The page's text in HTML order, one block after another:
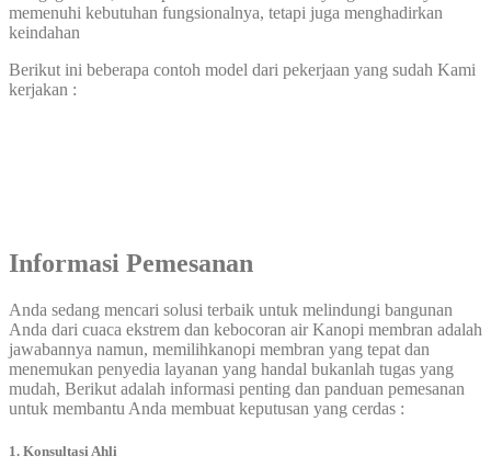
memenuhi kebutuhan fungsionalnya, tetapi juga menghadirkan
keindahan
Berikut ini beberapa contoh model dari pekerjaan yang sudah Kami
kerjakan :
Informasi Pemesanan
Anda sedang mencari solusi terbaik untuk melindungi bangunan
Anda dari cuaca ekstrem dan kebocoran air Kanopi membran adalah
jawabannya namun, memilihkanopi membran yang tepat dan
menemukan penyedia layanan yang handal bukanlah tugas yang
mudah, Berikut adalah informasi penting dan panduan pemesanan
untuk membantu Anda membuat keputusan yang cerdas :
1. Konsultasi Ahli